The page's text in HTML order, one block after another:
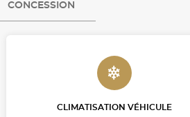
CONCESSION
CLIMATISATION VÉHICULE